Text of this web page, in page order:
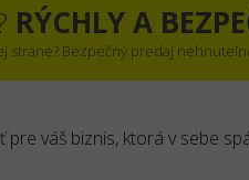
RÝCHLY A
strane? Bezpečný predaj
váš biznis, ktorá v sebe